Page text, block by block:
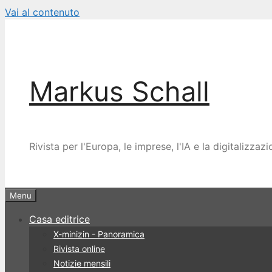
Vai al contenuto
Markus Schall
Rivista per l'Europa, le imprese, l'IA e la
Menu
Casa editrice
X-minizin - Panoramica
Rivista online
Notizie mensili